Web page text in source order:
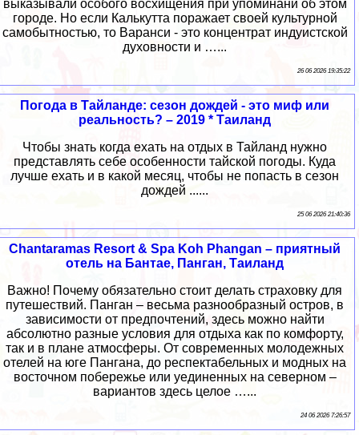
выказывали особого восхищения при упоминани об этом
городе. Но если Калькутта поражает своей культурной
самобытностью, то Варанси - это концентрат индуистской
духовности и …...
26 06 2026 19:35:22
Погода в Тайланде: сезон дождей - это миф или
реальность? – 2019 * Таиланд
Чтобы знать когда ехать на отдых в Тайланд нужно
представлять себе особенности тайской погоды. Куда
лучше ехать и в какой месяц, чтобы не попасть в сезон
дождей ......
25 06 2026 21:40:36
Chantaramas Resort & Spa Koh Phangan – приятный
отель на Бантае, Панган, Таиланд
Важно! Почему обязательно стоит делать страховку для
путешествий. Панган – весьма разнообразный остров, в
зависимости от предпочтений, здесь можно найти
абсолютно разные условия для отдыха как по комфорту,
так и в плане атмосферы. От современных молодежных
отелей на юге Пангана, до респектабельных и модных на
восточном побережье или уединенных на северном –
вариантов здесь целое …...
24 06 2026 7:26:57